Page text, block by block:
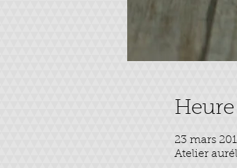
23 mars
Atelier